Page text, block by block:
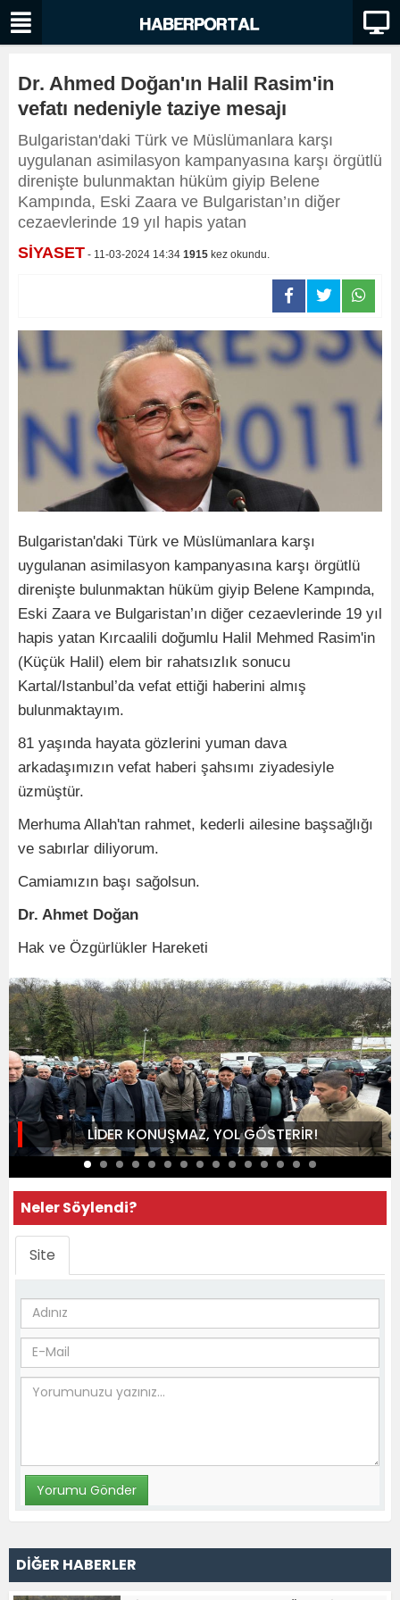
Dr. Ahmed Doğan'ın Halil Rasim'in
vefatı nedeniyle taziye mesajı
Bulgaristan'daki Türk ve Müslümanlara karşı
uygulanan asimilasyon kampanyasına karşı örgütlü
direnişte bulunmaktan hüküm giyip Belene
Kampında, Eski Zaara ve Bulgaristan’ın diğer
cezaevlerinde 19 yıl hapis yatan
SİYASET - 11-03-2024 14:34 1915 kez okundu.
Bulgaristan'daki Türk ve Müslümanlara karşı
uygulanan asimilasyon kampanyasına karşı örgütlü
direnişte bulunmaktan hüküm giyip Belene Kampında,
Eski Zaara ve Bulgaristan’ın diğer cezaevlerinde 19 yıl
hapis yatan Kırcaalili doğumlu Halil Mehmed Rasim'in
(Küçük Halil) elem bir rahatsızlık sonucu
Kartal/Istanbul’da vefat ettiği haberini almış
bulunmaktayım.
81 yaşında hayata gözlerini yuman dava
arkadaşımızın vefat haberi şahsımı ziyadesiyle
üzmüştür.
Merhuma Allah'tan rahmet, kederli ailesine başsağlığı
ve sabırlar diliyorum.
Camiamızın başı sağolsun.
Dr. Ahmet Doğan
Hak ve Özgürlükler Hareketi
LİDER KONUŞMAZ, YOL GÖSTERİR!
Neler Söylendi?
Site
DİĞER HABERLER